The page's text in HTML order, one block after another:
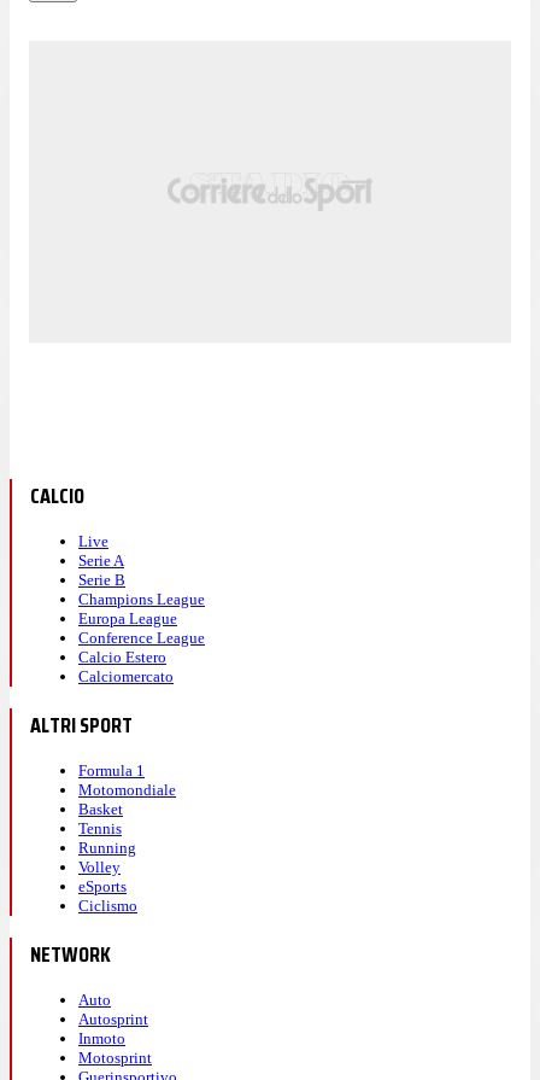
CALCIO
Live
Serie A
Serie B
Champions League
Europa League
Conference League
Calcio Estero
Calciomercato
ALTRI SPORT
Formula 1
Motomondiale
Basket
Tennis
Running
Volley
eSports
Ciclismo
NETWORK
Auto
Autosprint
Inmoto
Motosprint